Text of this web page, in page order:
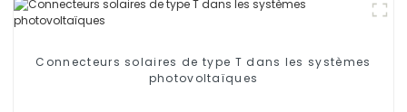
Connecteurs solaires de type T dans les systèmes
photovoltaïques